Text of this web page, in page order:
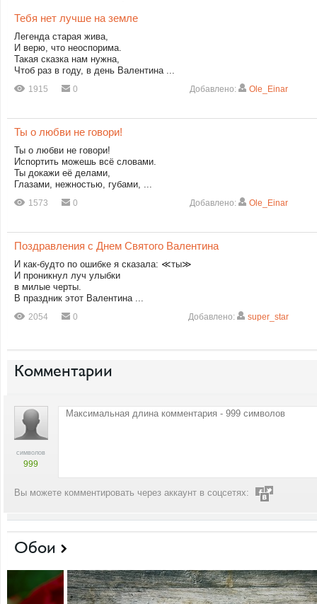
Тебя нет лучше на земле
Легенда старая жива,
И верю, что неоспорима.
Такая сказка нам нужна,
Чтоб раз в году, в день Валентина ...
1915 0 Добавлено: Ole_Einar
Ты о любви не говори!
Ты о любви не говори!
Испортить можешь всё словами.
Ты докажи её делами,
Глазами, нежностью, губами, ...
1573 0 Добавлено: Ole_Einar
Поздравления с Днем Святого Валентина
И как-будто по ошибке я сказала: ≪ты≫
И проникнул луч улыбки
в милые черты.
В праздник этот Валентина ...
2054 0 Добавлено: super_star
Комментарии
символов
999
Вы можете комментировать через аккаунт в соцсетях:
Обои